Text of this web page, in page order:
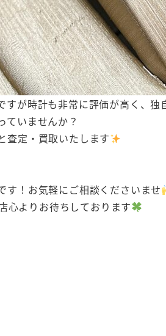
が時計も非常に評価が高く、独
ていませんか？
査定・買取いたします
す！お気軽にご相談くださいませ
心よりお待ちしております